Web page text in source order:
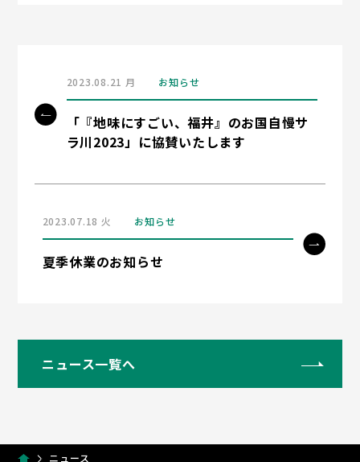
2023.08.21 月 お知らせ
「『地味にすごい、福井』のお国自慢サ
ラ川2023」に協賛いたします
2023.07.18 火 お知らせ
夏季休業のお知らせ
ニュース一覧へ
ニュース